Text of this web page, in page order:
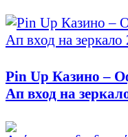
Pin Up Казино –
Ап вход на